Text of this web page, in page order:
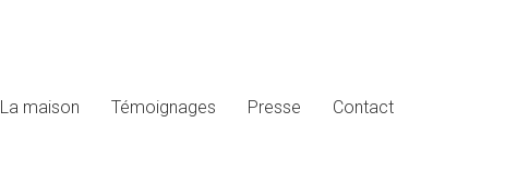
La maison Témoignages Presse Contact